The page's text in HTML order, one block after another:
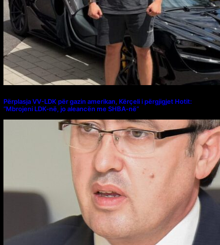
Përplasja VV-LDK për gazin amerikan, Kërçeli i përgjigjet Hotit:
“Mbrojeni LDK-në, jo aleancën me SHBA-në”